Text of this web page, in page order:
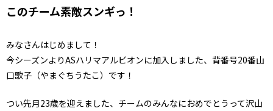
このチーム素敵スンギっ！
みなさんはじめまして！
今シーズンよりASハリマアルビオンに加入しました、背番号20番山
口歌子（やまぐちうたこ）です！
つい先月23歳を迎えました、チームのみんなにおめでとうって沢山